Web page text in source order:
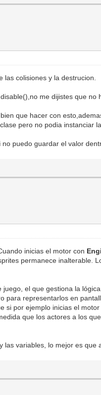
colisiones y la destrucion.
me dijistes que
que hacer con
pero no podia instanciar
puedo guardar el valor
inicias el motor con
permanece inalterable.
el que gestiona la
para representarlos en
si por ejemplo inicias el
que los actores a los
las variables, lo mejor es